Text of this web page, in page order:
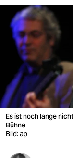
sport
berlin
nord
wahrheit
verlag
verlag
Es ist noch lange
Bühne
Bild: ap